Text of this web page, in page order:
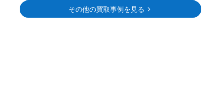
その他の買取事例を見る